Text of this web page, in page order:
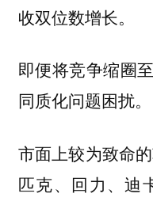
收双位数增长。
即便将竞争缩圈
同质化问题困扰。
市面上较为致命
匹克、回力、迪